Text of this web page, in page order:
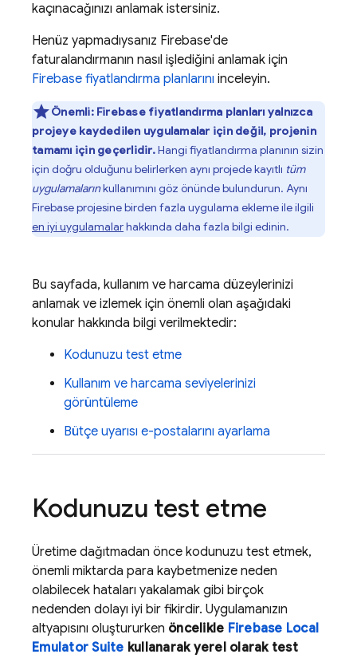
kaçınacağınızı anlamak istersiniz.
Henüz yapmadıysanız Firebase'de
faturalandırmanın nasıl işlediğini anlamak için
Firebase fiyatlandırma planlarını inceleyin.
Önemli: Firebase fiyatlandırma planları yalnızca
projeye kaydedilen uygulamalar için değil, projenin
tamamı için geçerlidir.Hangi fiyatlandırma planının sizin
için doğru olduğunu belirlerken aynı projede kayıtlı tüm
uygulamalarınkullanımını göz önünde bulundurun. Aynı
Firebase projesine birden fazla uygulama ekleme ile ilgili
en iyi uygulamalarhakkında daha fazla bilgi edinin.
Bu sayfada, kullanım ve harcama düzeylerinizi
anlamak ve izlemek için önemli olan aşağıdaki
konular hakkında bilgi verilmektedir:
Kodunuzu test etme
Kullanım ve harcama seviyelerinizi
görüntüleme
Bütçe uyarısı e-postalarını ayarlama
Kodunuzu test etme
Üretime dağıtmadan önce kodunuzu test etmek,
önemli miktarda para kaybetmenize neden
olabilecek hataları yakalamak gibi birçok
nedenden dolayı iyi bir fikirdir. Uygulamanızın
altyapısını oluştururken öncelikle Firebase Local
Emulator Suite kullanarak yerel olarak test